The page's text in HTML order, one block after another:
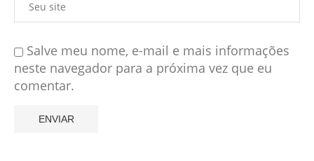
Salve meu nome, e-mail e mais informações
neste navegador para a próxima vez que eu
comentar.